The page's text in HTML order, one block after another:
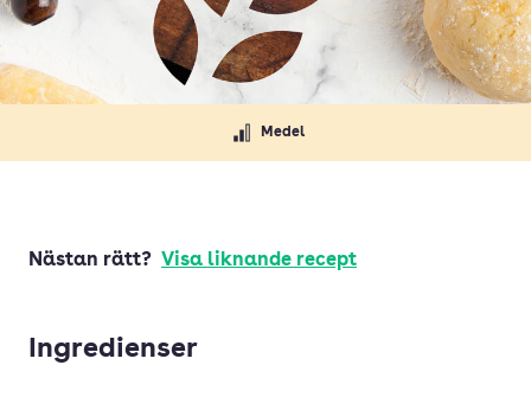
Medel
Nästan rätt? Visa liknande recept
Ingredienser